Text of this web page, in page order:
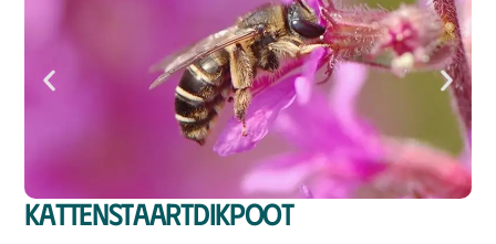
Kattenstaartdikpoot